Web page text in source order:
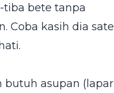
tiba bete tanpa
Coba kasih dia sate
butuh asupan (lapar